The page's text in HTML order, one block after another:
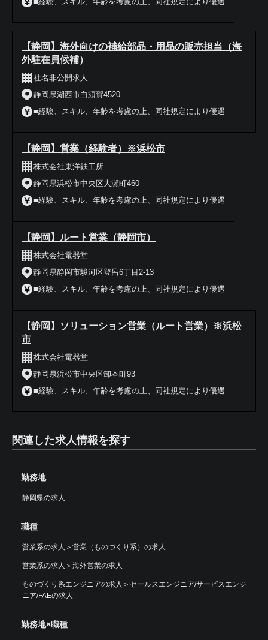
【静岡】海外向けの補給部品・用品の販売担当（海
外駐在員候補）
社名非公開求人
静岡県湖西市白須賀4520
■経験、スキル、年齢を考慮の上、同社規定により優遇
【静岡】営業（経験者）※浜松市
株式会社東洋鉄工所
静岡県浜松市中央区大瀬町460
■経験、スキル、年齢を考慮の上、同社規定により優遇
【静岡】ルート営業（静岡市）
株式会社電器堂
静岡県静岡市駿河区登呂6丁目2-13
■経験、スキル、年齢を考慮の上、同社規定により優遇
【静岡】ソリューション営業（ルート営業）※浜松
市
株式会社電器堂
静岡県浜松市中央区卸本町93
■経験、スキル、年齢を考慮の上、同社規定により優遇
関連した求人情報を探す
勤務地
静岡県の求人
職種
営業系の求人 ＞ 営業（ものづくり系）の求人
営業系の求人 ＞ 海外営業の求人
ものづくり系エンジニアの求人 ＞ セールスエンジニア/サービスエンジ
ニア/FAEの求人
勤務地×職種